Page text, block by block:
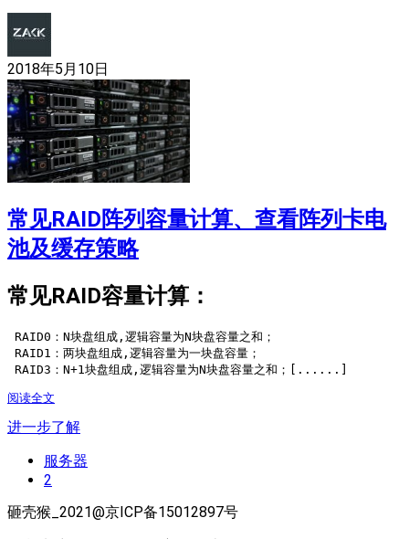
2018年5月10日
常见RAID阵列容量计算、查看阵列卡电
池及缓存策略
常见RAID容量计算：
RAID0：N块盘组成,逻辑容量为N块盘容量之和；
RAID1：两块盘组成,逻辑容量为一块盘容量；
RAID3：N+1块盘组成,逻辑容量为N块盘容量之和；[......]
阅读全文
进一步了解
服务器
2
砸壳猴_2021@京ICP备15012897号